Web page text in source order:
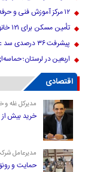
۱۲ مرکز آموزش فنی و حرفه‌ای لرستان تجهیز و ساماندهی شد
تأمین مسکن برای ۱۲۱ خانواده نیازمند
پیشرفت ۳۶ درصدی سد عالی محمود الیگودرز و چشم‌انداز بهره‌برداری درسال۱۴۰۷
اربعین در لرستان؛
اقتصادی
مدیرکل غله و
خرید بیش از ۲۹۴ هزار تن گندم از کشاورزان لرستان
مدیرعامل
حمایت و